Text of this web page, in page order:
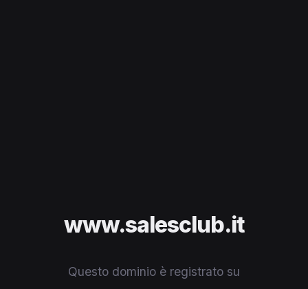
www.salesclub.it
Questo dominio è registrato su